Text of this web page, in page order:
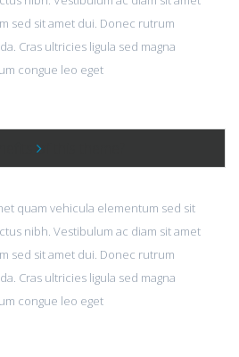
sed sit amet dui. Donec rutrum
Cras ultricies ligula sed magna
congue leo eget
of this theme?
quam vehicula elementum sed sit
nibh. Vestibulum ac diam sit amet
sed sit amet dui. Donec rutrum
Cras ultricies ligula sed magna
congue leo eget